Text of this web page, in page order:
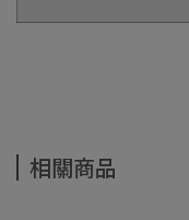
相關商品